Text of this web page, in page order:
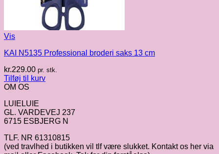
Vis
KAI N5135 Professional broderi saks 13 cm
kr.229.00 pr. stk.
Tilføj til kurv
OM OS
LUIELUIE
GL. VARDEVEJ 237
6715 ESBJERG N
TLF. NR 61310815
(ved travlhed i butikken vil tlf være slukket. Kontakt os her via